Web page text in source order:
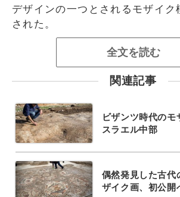
デザインの一つとされるモザイク
された。
全文を読む
関連記事
ビザンツ時代のモ
スラエル中部
偶然発見した古代
ザイク画、初公開